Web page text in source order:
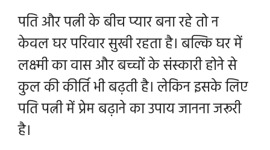
पति और पत्नी के बीच प्यार बना रहे तो न
केवल घर परिवार सुखी रहता है। बल्कि घर में
लक्ष्मी का वास और बच्चों के संस्कारी होने से
कुल की कीर्ति भी बढ़ती है। लेकिन इसके लिए
पति पत्नी में प्रेम बढ़ाने का उपाय जानना जरूरी
है।